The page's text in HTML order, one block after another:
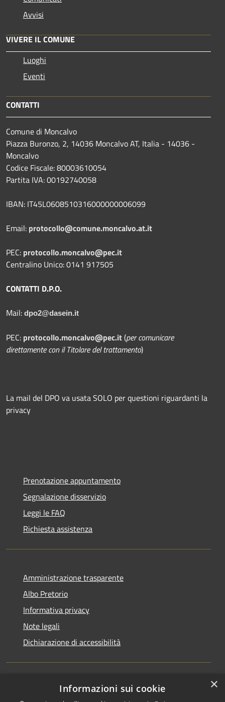
Avvisi
VIVERE IL COMUNE
Luoghi
Eventi
CONTATTI
Comune di Moncalvo
Piazza Buronzo, 2, 14036 Moncalvo AT, Italia - 14036 -
Moncalvo
Codice Fiscale: 80003610054
Partita IVA: 00192740058
IBAN: IT45L0608510316000000006099
Email: protocollo@comune.moncalvo.at.it
PEC: protocollo.moncalvo@pec.it
Centralino Unico: 0141 917505
CONTATTI D.P.O.
Mail: dpo2@dasein.it
PEC: protocollo.moncalvo@pec.it(per comunicare
direttamente con il Titolare del trattamento)
La mail del DPO va usata SOLO per questioni riguardanti la
privacy
Prenotazione appuntamento
Segnalazione disservizio
Leggi le FAQ
Richiesta assistenza
Amministrazione trasparente
Albo Pretorio
Informativa privacy
Note legali
Dichiarazione di accessibilità
Comune convenzionato
×
Informazioni sui cookie